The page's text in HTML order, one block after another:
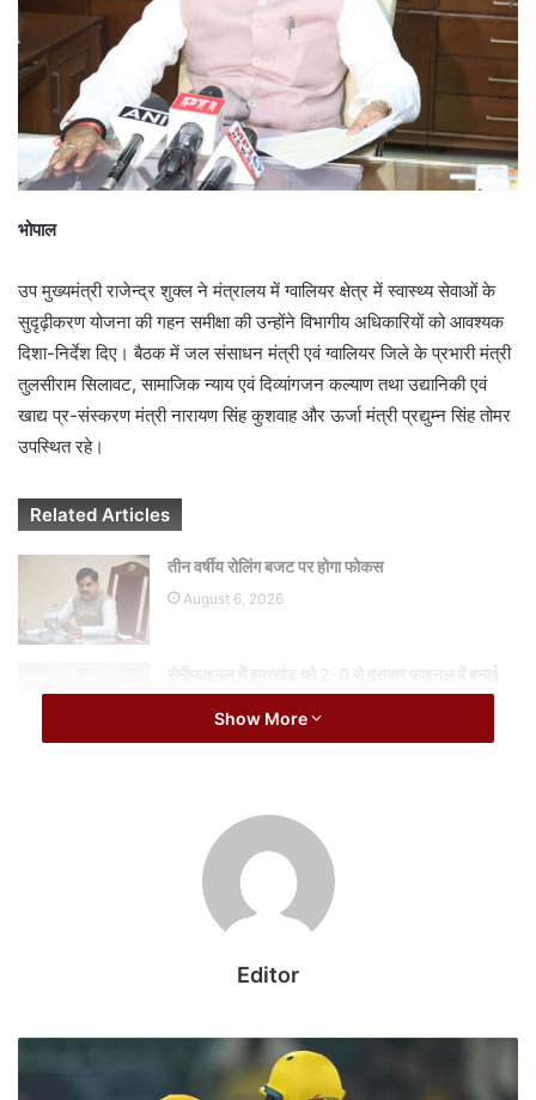
m
a
भोपाल
उप मुख्यमंत्री राजेन्द्र शुक्ल ने मंत्रालय में ग्वालियर क्षेत्र में स्वास्थ्य सेवाओं के
सुदृढ़ीकरण योजना की गहन समीक्षा की उन्होंने विभागीय अधिकारियों को आवश्यक
दिशा-निर्देश दिए। बैठक में जल संसाधन मंत्री एवं ग्वालियर जिले के प्रभारी मंत्री
तुलसीराम सिलावट, सामाजिक न्याय एवं दिव्यांगजन कल्याण तथा उद्यानिकी एवं
खाद्य प्र-संस्करण मंत्री नारायण सिंह कुशवाह और ऊर्जा मंत्री प्रद्युम्न सिंह तोमर
उपस्थित रहे।
Related Articles
तीन वर्षीय रोलिंग बजट पर होगा फोकस
August 6, 2026
सेमीफाइनल में झारखंड को 2-0 से हराकर फाइनल में बनाई
जगह
August 6, 2026
उप मुख्यमंत्री शुक्ल ने जय आरोग्य अस्पताल, ग्वालियर में सीटीवीएस
(कार्डियोथोरेसिक एंड वैस्कुलर सर्जरी) विभाग के आवश्यक पदों की स्वीकृति का
प्रस्ताव तैयार करने और अस्पताल भवन के उन्नयन एवं सुदृढ़ीकरण कार्यों को
शीघ्रता एवं प्राथमिकता से पूर्ण करने के निर्देश दिए। उन्होंने कहा कि प्रदेश के हर
सरकार की प्राथमिकता है। बैठक में ग्वालियर क्षेत्र के अन्य स्वास्थ्य संस्थानों के
आवश्यक व्यवस्थाओं के उप मुख्यमंत्री शुक्ल ने निर्देश दिए।
Show More
Editor